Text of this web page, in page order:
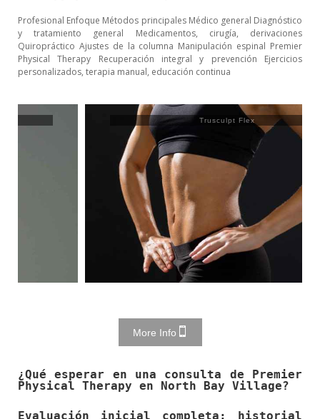
Profesional Enfoque Métodos principales Médico general Diagnóstico
y tratamiento general Medicamentos, cirugía, derivaciones
Quiropráctico Ajustes de la columna Manipulación espinal Premier
Physical Therapy Recuperación integral y prevención Ejercicios
personalizados, terapia manual, educación continua
Trusculpt Flex
More Info
¿Qué esperar en una consulta de Premier
Physical Therapy en North Bay Village?
Evaluación inicial completa: historial